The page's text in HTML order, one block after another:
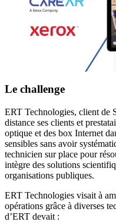
Le challenge
ERT Technologies, client de
distance ses clients et
optique et des box Internet
sensibles sans avoir
technicien sur place pour
intègre des solutions
organisations publiques.
ERT Technologies visait à
opérations grâce à diverses
d’ERT devait :